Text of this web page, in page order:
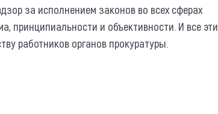
за исполнением законов во всех сферах
принципиальности и объективности. И все эти
работников органов прокуратуры.